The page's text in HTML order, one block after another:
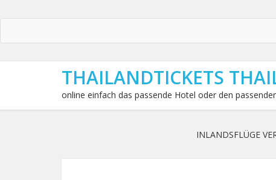
THAILANDTICKETS
online einfach das passende Hotel oder den
INLANDSFLÜGE